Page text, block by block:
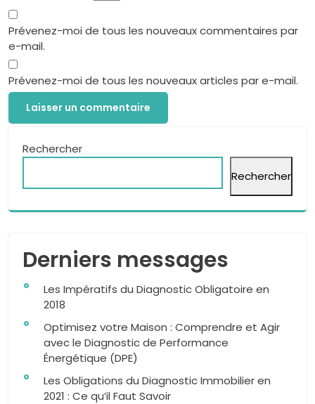
Prévenez-moi de tous les nouveaux commentaires par
e-mail.
Prévenez-moi de tous les nouveaux articles par e-mail.
Rechercher
Rechercher
Derniers messages
Les Impératifs du Diagnostic Obligatoire en
2018
Optimisez votre Maison : Comprendre et Agir
avec le Diagnostic de Performance
Énergétique (DPE)
Les Obligations du Diagnostic Immobilier en
2021 : Ce qu’il Faut Savoir